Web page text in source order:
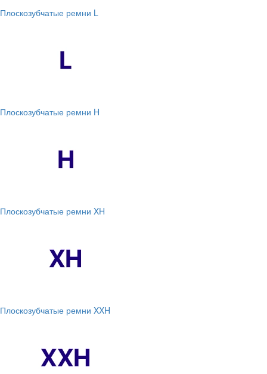
Плоскозубчатые ремни L
Плоскозубчатые ремни H
Плоскозубчатые ремни XH
Плоскозубчатые ремни XXH